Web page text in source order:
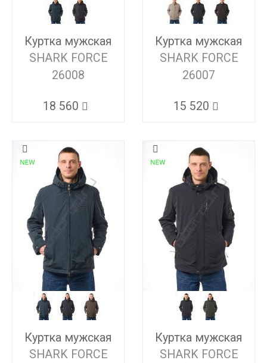
Куртка мужская
SHARK FORCE
26008
18 560
Куртка мужская
SHARK FORCE
26007
15 520
Куртка мужская
SHARK FORCE
Куртка мужская
SHARK FORCE